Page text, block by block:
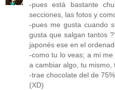
-pues está bastante
secciones, las fotos y
-pues me gusta cuando
gusta que salgan tantos
japonés ese en el
-como tu lo veas; a mi
a cambiar algo, tu mismo,
-trae chocolate del de
(XD)